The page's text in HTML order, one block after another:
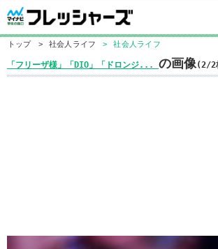
トップ > 社会人ライフ > 社会人ライフ
「フリーザ様」「DIO」「ドロンジ... の画像(2/2